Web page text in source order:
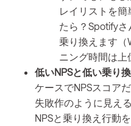
レイリストを簡
たら？Spotify
乗り換えます
ニング時間は上
低いNPSと低い乗り
ケースでNPSスコア
失敗作のように見え
NPSと乗り換え行動